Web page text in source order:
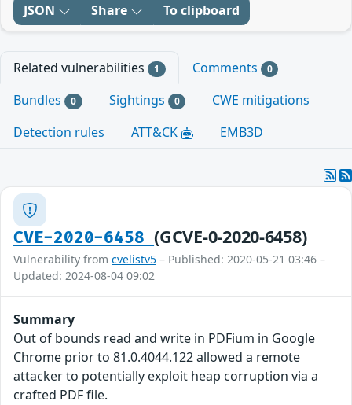
JSON Share To clipboard
Related vulnerabilities 1 Comments 0
Bundles 0 Sightings 0
CWE mitigations
Detection rules
ATT&CK EMB3D
CVE-2020-6458(GCVE-0-2020-6458)
Vulnerability from cvelistv5 – Published: 2020-05-21 03:46 –
Updated: 2024-08-04 09:02
Summary
Out of bounds read and write in PDFium in Google
Chrome prior to 81.0.4044.122 allowed a remote
attacker to potentially exploit heap corruption via a
crafted PDF file.